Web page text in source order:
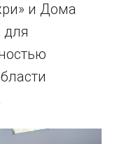
и Дома
для